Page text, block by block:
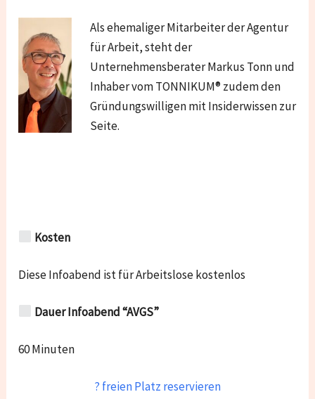
Als ehemaliger Mitarbeiter der Agentur
für Arbeit, steht der
Unternehmensberater Markus Tonn und
Inhaber vom TONNIKUM® zudem den
Gründungswilligen mit Insiderwissen zur
Seite.
Kosten
Diese Infoabend ist für Arbeitslose kostenlos
Dauer Infoabend “AVGS”
60 Minuten
? freien Platz reservieren